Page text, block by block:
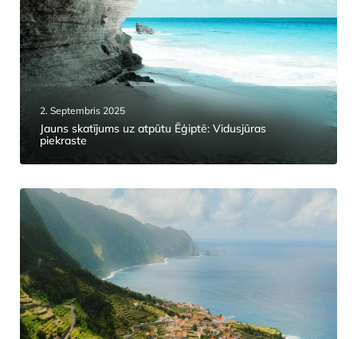
2. Septembris 2025
Jauns skatījums uz atpūtu Ēģiptē: Vidusjūras
piekraste